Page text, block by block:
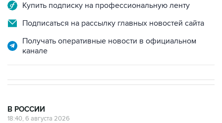
Купить подписку на профессиональную ленту
Подписаться на рассылку главных новостей сайта
Получать оперативные новости в официальном
канале
В РОССИИ
18:40, 6 августа 2026